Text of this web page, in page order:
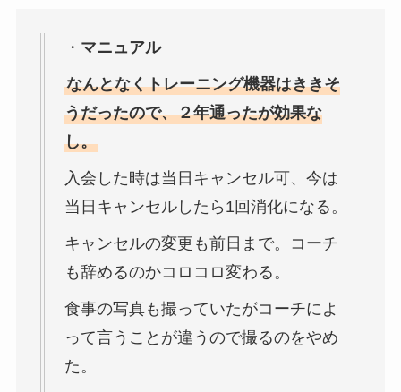
・ マニュアル
なんとなくトレーニング機器はききそ
うだったので、２年通ったが効果な
し。
入会した時は当日キャンセル可、今は
当日キャンセルしたら1回消化になる。
キャンセルの変更も前日まで。コーチ
も辞めるのかコロコロ変わる。
食事の写真も撮っていたがコーチによ
って言うことが違うので撮るのをやめ
た。